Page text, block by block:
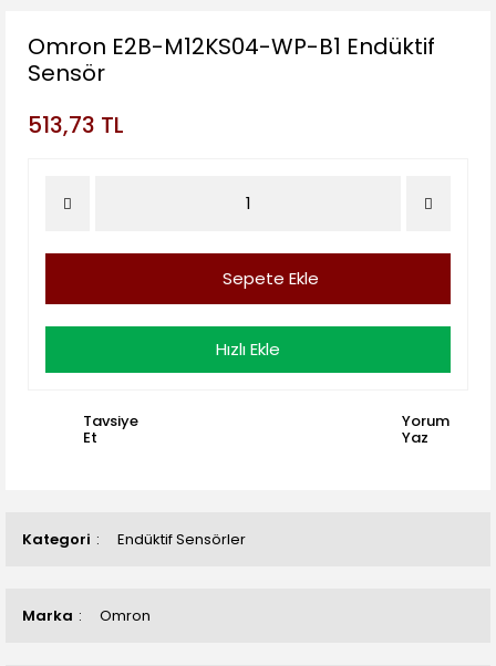
Kategori Endüktif Sensörler
Marka Omron
Omron E2B-M12KS04-WP-B1 Endüktif
Sensör
513,73 TL
Sepete Ekle
Hızlı Ekle
Tavsiye
Et
Yorum
Yaz